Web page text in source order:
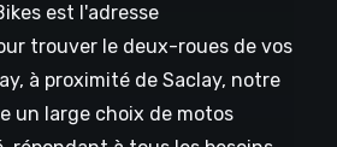
est l'adresse
trouver le deux-roues de vos
à proximité de Saclay, notre
un large choix de motos